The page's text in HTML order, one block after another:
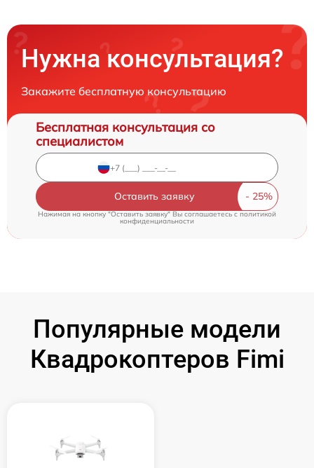
Нужна консультация?
Закажите бесплатную консультацию
Бесплатная консультация со
специалистом
Оставить заявку
Нажимая на кнопку "Оставить заявку" Вы соглашаетесь c политикой
конфиденциальности
Популярные модели
Квадрокоптеров Fimi